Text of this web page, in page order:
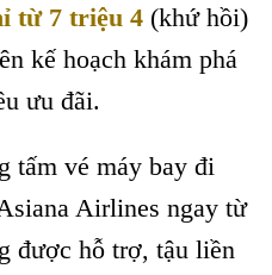
từ 7 triệu 4 (khứ hồi)
kế hoạch khám phá
ưu đãi.
tấm vé máy bay đi
Airlines ngay từ
được hỗ trợ, tậu liền